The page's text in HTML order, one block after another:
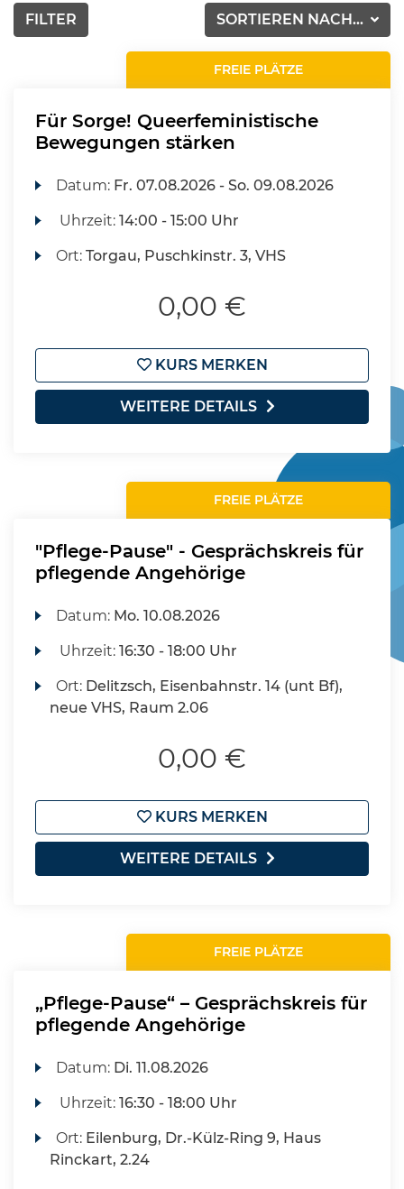
SORTIEREN NACH...
FILTER
FREIE PLÄTZE
Für Sorge! Queerfeministische
Bewegungen stärken
Datum: Fr. 07.08.2026 -So. 09.08.2026
Uhrzeit:14:00 - 15:00 Uhr
Ort:Torgau, Puschkinstr. 3, VHS
0,00 €
KURS MERKEN
WEITERE DETAILS
FREIE PLÄTZE
"Pflege-Pause" - Gesprächskreis für
pflegende Angehörige
Datum: Mo. 10.08.2026
Uhrzeit:16:30 - 18:00 Uhr
Ort: Delitzsch, Eisenbahnstr. 14 (unt Bf),
neue VHS, Raum 2.06
0,00 €
KURS MERKEN
WEITERE DETAILS
FREIE PLÄTZE
„Pflege-Pause“ – Gesprächskreis für
pflegende Angehörige
Datum: Di. 11.08.2026
Uhrzeit:16:30 - 18:00 Uhr
Ort: Eilenburg, Dr.-Külz-Ring 9, Haus
Rinckart, 2.24